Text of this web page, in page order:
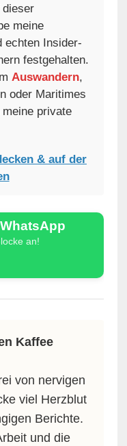
meine
echten Insider-
festgehalten.
Auswandern,
oder Maritimes
private
& auf der
an!
Kaffee
von nervigen
viel Herzblut
Berichte.
und die